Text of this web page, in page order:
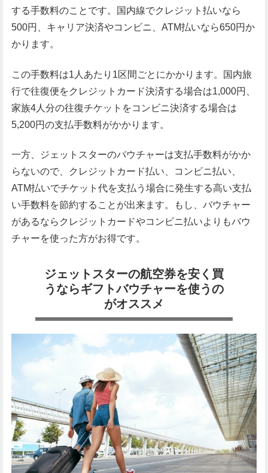
する手数料のことです。国内線でクレジット払いなら
500円、キャリア決済やコンビニ、ATM払いなら650円か
かります。
この手数料は1人あたり1区間ごとにかかります。国内旅
行で往復便をクレジットカード決済する場合は1,000円、
家族4人分の往復チケットをコンビニ決済する場合は
5,200円の支払手数料がかかります。
一方、ジェットスターのバウチャーは支払手数料がかか
らないので、クレジットカード払い、コンビニ払い、
ATM払いでチケット代を支払う場合に発生する高い支払
い手数料を節約することが出来ます。もし、バウチャー
があるならクレジットカードやコンビニ払いよりもバウ
チャーを使った方がお得です。
ジェットスターの航空券を安く買
うならギフトバウチャーを使うの
がオススメ